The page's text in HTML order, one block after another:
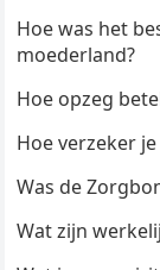
Hoe was het
moederland?
Hoe opzeg
Hoe verzeker
Was de
Wat zijn